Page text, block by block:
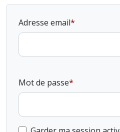
Adresse email
Mot de passe